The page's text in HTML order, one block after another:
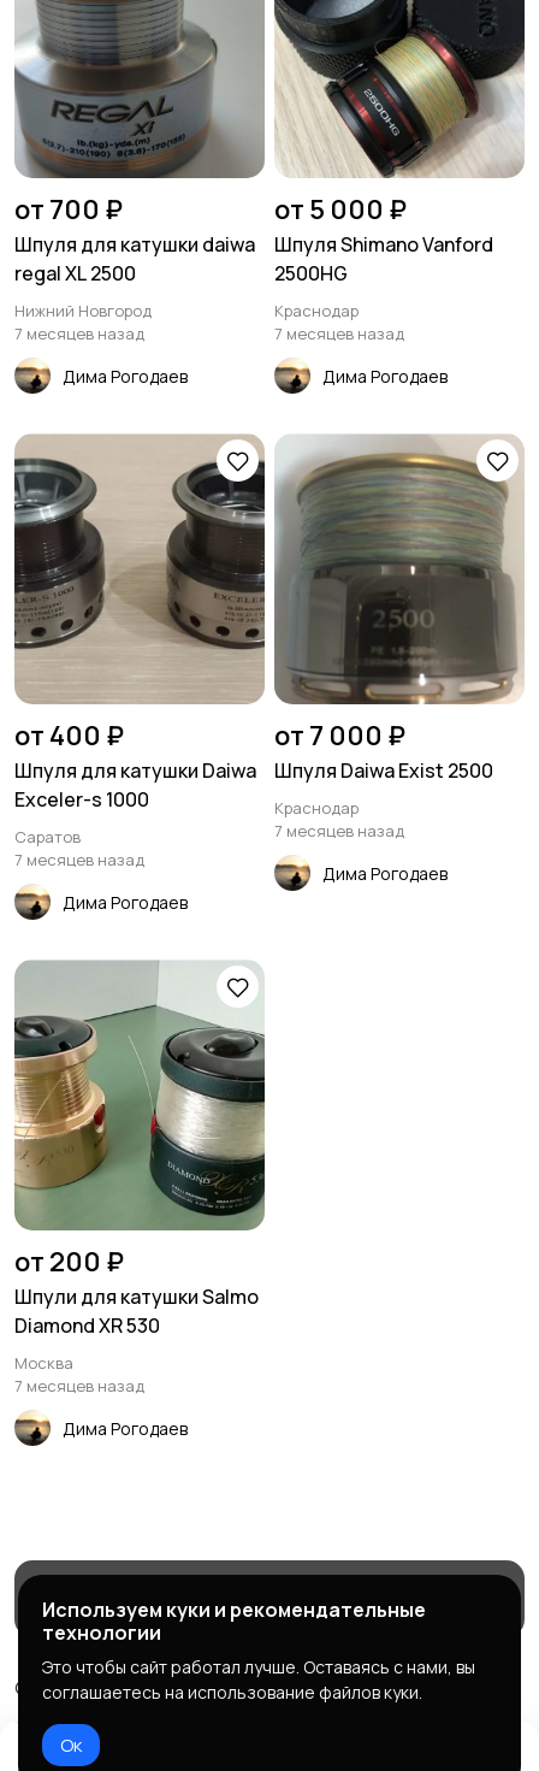
от 700 ₽
Шпуля для катушки daiwa
regal XL 2500
Нижний Новгород
7 месяцев назад
Дима Рогодаев
от 5 000 ₽
Шпуля Shimano Vanford
2500HG
Краснодар
7 месяцев назад
Дима Рогодаев
от 400 ₽
Шпуля для катушки Daiwa
Exceler-s 1000
Саратов
7 месяцев назад
Дима Рогодаев
от 7 000 ₽
Шпуля Daiwa Exist 2500
Краснодар
7 месяцев назад
Дима Рогодаев
от 200 ₽
Шпули для катушки Salmo
Diamond XR 530
Москва
7 месяцев назад
Дима Рогодаев
Магазины
© 2026 МаркетБейтс - рыболовный маркетплейс
Правила сервиса
Используем куки и рекомендательные
технологии
Это чтобы сайт работал лучше. Оставаясь с нами, вы
соглашаетесь на использование файлов куки.
Ок